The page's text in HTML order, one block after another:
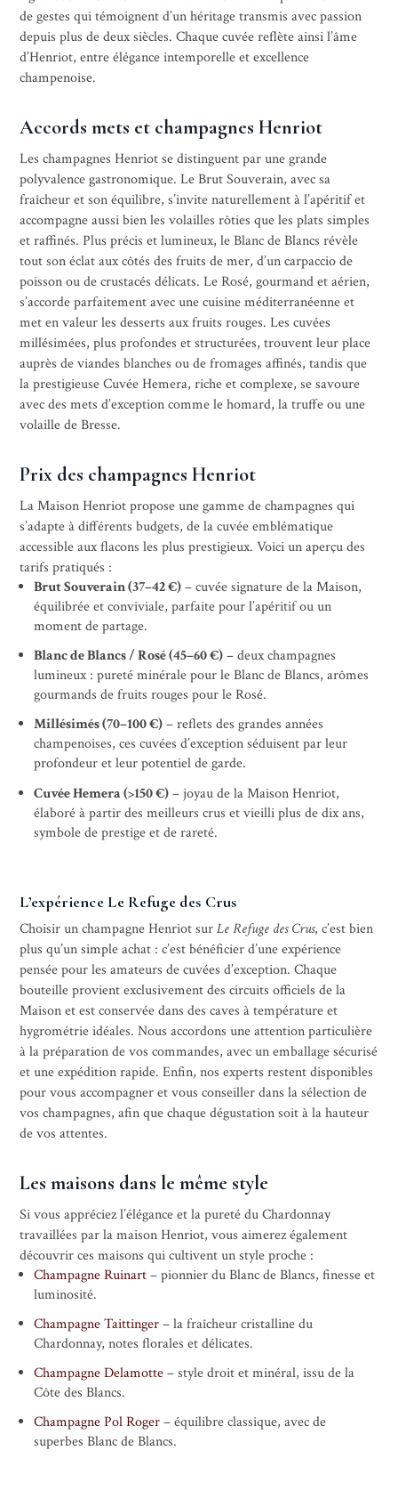
de gestes qui témoignent d’un héritage transmis avec passion
depuis plus de deux siècles. Chaque cuvée reflète ainsi l’âme
d’Henriot, entre élégance intemporelle et excellence
champenoise.
Accords mets et champagnes Henriot
Les champagnes Henriot se distinguent par une grande
polyvalence gastronomique. Le Brut Souverain, avec sa
fraîcheur et son équilibre, s’invite naturellement à l’apéritif et
accompagne aussi bien les volailles rôties que les plats simples
et raffinés. Plus précis et lumineux, le Blanc de Blancs révèle
tout son éclat aux côtés des fruits de mer, d’un carpaccio de
poisson ou de crustacés délicats. Le Rosé, gourmand et aérien,
s’accorde parfaitement avec une cuisine méditerranéenne et
met en valeur les desserts aux fruits rouges. Les cuvées
millésimées, plus profondes et structurées, trouvent leur place
auprès de viandes blanches ou de fromages affinés, tandis que
la prestigieuse Cuvée Hemera, riche et complexe, se savoure
avec des mets d’exception comme le homard, la truffe ou une
volaille de Bresse.
Prix des champagnes Henriot
La Maison Henriot propose une gamme de champagnes qui
s’adapte à différents budgets, de la cuvée emblématique
accessible aux flacons les plus prestigieux. Voici un aperçu des
tarifs pratiqués :
Brut Souverain (37–42 €)– cuvée signature de la Maison,
équilibrée et conviviale, parfaite pour l’apéritif ou un
moment de partage.
Blanc de Blancs / Rosé (45–60 €)– deux champagnes
lumineux : pureté minérale pour le Blanc de Blancs, arômes
gourmands de fruits rouges pour le Rosé.
Millésimés (70–100 €)– reflets des grandes années
champenoises, ces cuvées d’exception séduisent par leur
profondeur et leur potentiel de garde.
Cuvée Hemera (>150 €)– joyau de la Maison Henriot,
élaboré à partir des meilleurs crus et vieilli plus de dix ans,
symbole de prestige et de rareté.
L’expérience Le Refuge des Crus
Choisir un champagne Henriot surLe Refuge des Crus, c’est bien
plus qu’un simple achat : c’est bénéficier d’une expérience
pensée pour les amateurs de cuvées d’exception. Chaque
bouteille provient exclusivement des circuits officiels de la
Maison et est conservée dans des caves à température et
hygrométrie idéales. Nous accordons une attention particulière
à la préparation de vos commandes, avec un emballage sécurisé
et une expédition rapide. Enfin, nos experts restent disponibles
pour vous accompagner et vous conseiller dans la sélection de
vos champagnes, afin que chaque dégustation soit à la hauteur
de vos attentes.
Les maisons dans le même style
Si vous appréciez l’élégance et la pureté du Chardonnay
travaillées par la maison Henriot, vous aimerez également
découvrir ces maisons qui cultivent un style proche :
Champagne Ruinart – pionnier du Blanc de Blancs, finesse et
luminosité.
Champagne Taittinger – la fraîcheur cristalline du
Chardonnay, notes florales et délicates.
Champagne Delamotte – style droit et minéral, issu de la
Côte des Blancs.
Champagne Pol Roger – équilibre classique, avec de
superbes Blanc de Blancs.